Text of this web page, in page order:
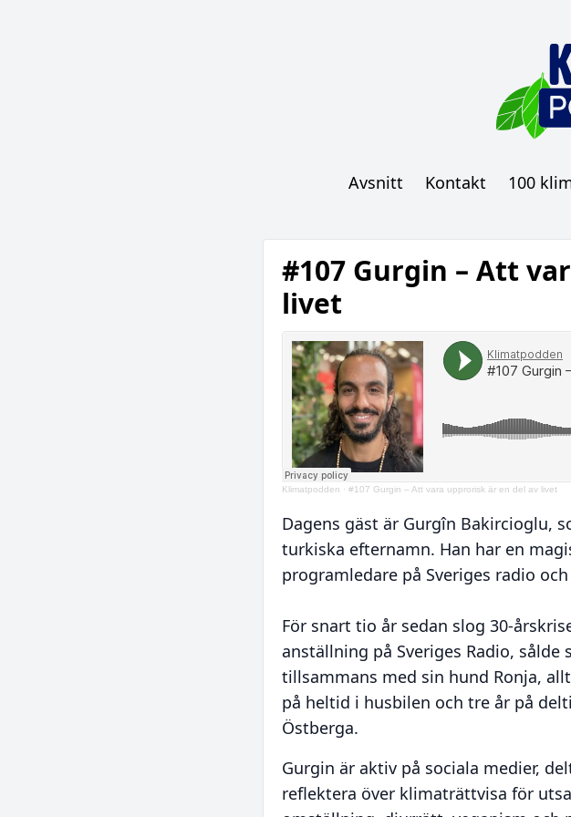
Avsnitt Kontakt 100
#107 Gurgin – Att
livet
Klimatpodden · #107 Gurgin – Att vara upprorisk är en del av livet
Dagens gäst är Gurgîn Bakircioglu,
turkiska efternamn. Han har en
programledare på Sveriges radio
För snart tio år sedan slog 30-
anställning på Sveriges Radio,
tillsammans med sin hund Ronja,
på heltid i husbilen och tre år på
Östberga.
Gurgin är aktiv på sociala medier,
reflektera över klimaträttvisa för